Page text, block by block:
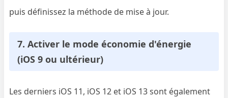
puis définissez la méthode de mise à jour.
7. Activer le mode économie d'énergie
(iOS 9 ou ultérieur)
Les derniers iOS 11, iOS 12 et iOS 13 sont également